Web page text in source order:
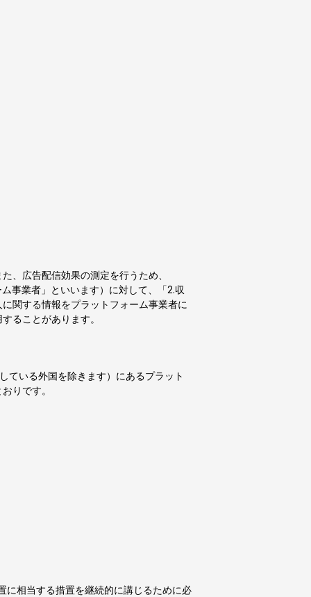
、広告配信効果の測定を行うため、
事業者」といいます）に対して、「2.収
関する情報をプラットフォーム事業者に
ることがあります。
ている外国を除きます）にあるプラット
りです。
に相当する措置を継続的に講じるために必